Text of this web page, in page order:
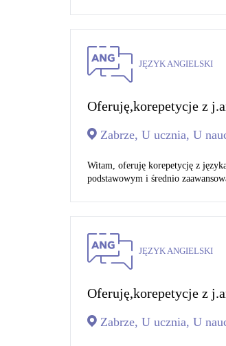
JĘZYK ANGIELSKI
Oferuję,korepetycje z
Zabrze, U ucznia, U
Witam, oferuję korepetycję z
podstawowym i średnio
JĘZYK ANGIELSKI
Oferuję,korepetycje z
Zabrze, U ucznia, U